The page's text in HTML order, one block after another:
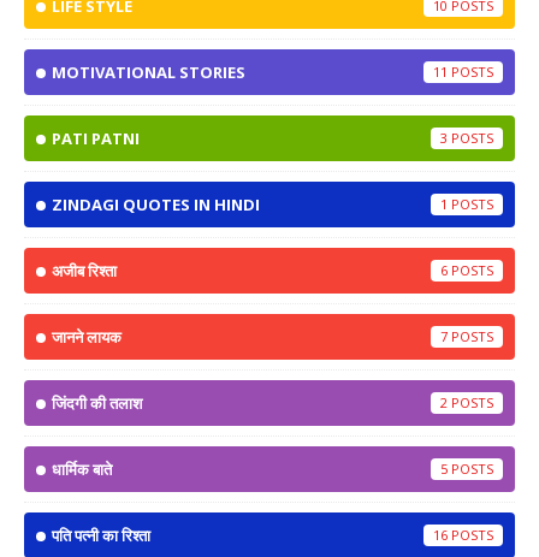
LIFE STYLE 10
MOTIVATIONAL STORIES 11
PATI PATNI 3
ZINDAGI QUOTES IN HINDI 1
अजीब रिश्ता 6
जानने लायक 7
जिंदगी की तलाश 2
धार्मिक बाते 5
पति पत्नी का रिश्ता 16